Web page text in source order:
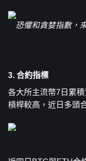
恐懼和貪婪指數，
3. 合約指標
各大所主流幣7日累
槓桿較高，近日多頭